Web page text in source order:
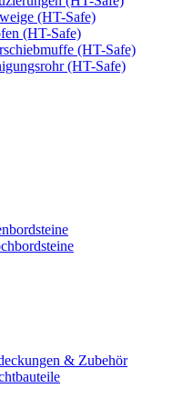
(HT-Safe)
(HT-Safe)
(HT-Safe)
(HT-Safe)
& Zubehör